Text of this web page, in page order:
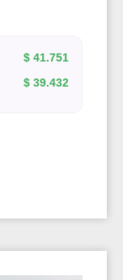
$ 41.751
$ 39.432